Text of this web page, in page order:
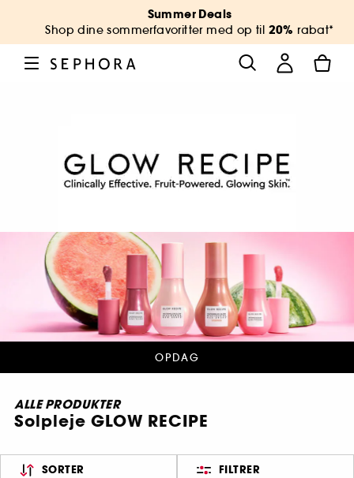
Summer Deals
Shop dine sommerfavoritter med op til 20% rabat*
OPDAG
ALLE PRODUKTER
Solpleje GLOW RECIPE
SORTER FILTRER